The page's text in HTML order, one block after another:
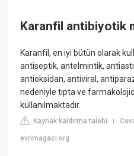
Karanfil antibiyotik
Karanfil, en iyi bütün olarak
antiseptik, antelmintik,
antioksidan, antiviral,
nedeniyle tıpta ve
kullanılmaktadır.
Kaynak kaldırma talebi |
evrimagaci.org